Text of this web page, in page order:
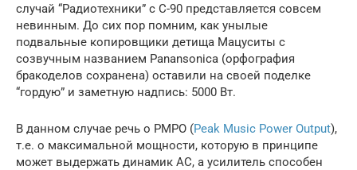
случай “Радиотехники” с С-90 представляется совсем
невинным. До сих пор помним, как унылые
подвальные копировщики детища Мацуситы с
созвучным названием Panansonica (орфография
бракоделов сохранена) оставили на своей поделке
“гордую” и заметную надпись: 5000 Вт.
В данном случае речь о PMPO (Peak Music Power Output),
т.е. о максимальной мощности, которую в принципе
может выдержать динамик АС, а усилитель способен